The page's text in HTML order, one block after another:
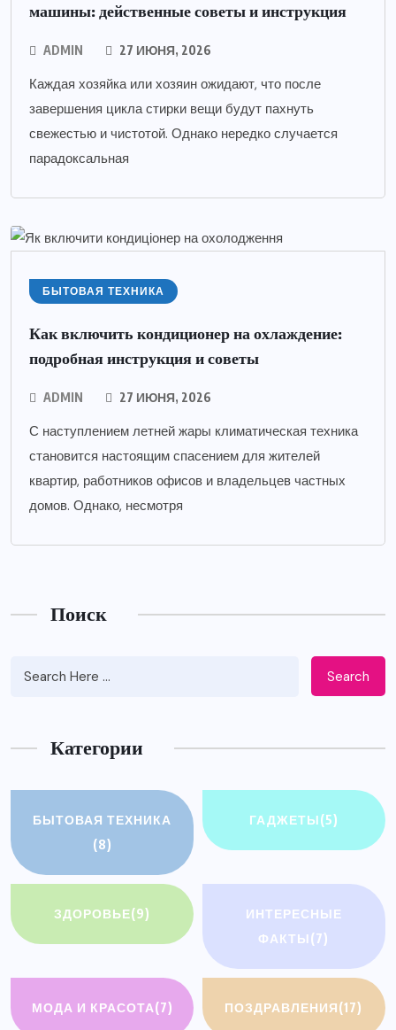
машины: действенные советы и инструкция
ADMIN 27 ИЮНЯ, 2026
Каждая хозяйка или хозяин ожидают, что после
завершения цикла стирки вещи будут пахнуть
свежестью и чистотой. Однако нередко случается
парадоксальная
БЫТОВАЯ ТЕХНИКА
Как включить кондиционер на охлаждение:
подробная инструкция и советы
ADMIN 27 ИЮНЯ, 2026
С наступлением летней жары климатическая техника
становится настоящим спасением для жителей
квартир, работников офисов и владельцев частных
домов. Однако, несмотря
Поиск
Search
Категории
БЫТОВАЯ ТЕХНИКА
(8)
ГАДЖЕТЫ(5)
ЗДОРОВЬЕ(9)
ИНТЕРЕСНЫЕ
ФАКТЫ(7)
МОДА И КРАСОТА(7) ПОЗДРАВЛЕНИЯ(17)